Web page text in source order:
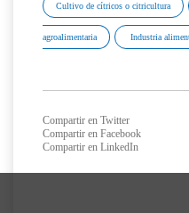
Cultivo de cítricos o citricultura
agroalimentaria Industria
Compartir en Twitter
Compartir en Facebook
Compartir en LinkedIn